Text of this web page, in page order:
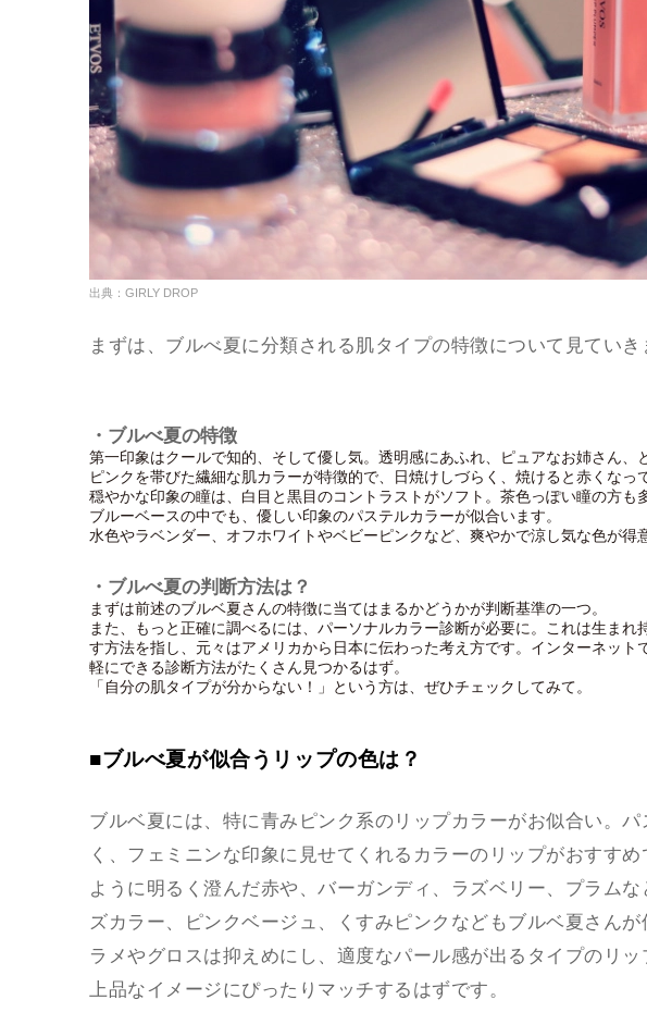
出典：GIRLY DROP
まずは、ブルべ夏に分類される肌タイプの特徴について見ていき
・ブルべ夏の特徴
第一印象はクールで知的、そして優し気。透明感にあふれ、ピュアなお姉さん、
ピンクを帯びた繊細な肌カラーが特徴的で、日焼けしづらく、焼けると赤くなっ
穏やかな印象の瞳は、白目と黒目のコントラストがソフト。茶色っぽい瞳の方も
ブルーベースの中でも、優しい印象のパステルカラーが似合います。
水色やラベンダー、オフホワイトやベビーピンクなど、爽やかで涼し気な色が得
・ブルべ夏の判断方法は？
まずは前述のブルベ夏さんの特徴に当てはまるかどうかが判断基準の一つ。
また、もっと正確に調べるには、パーソナルカラー診断が必要に。これは生まれ
す方法を指し、元々はアメリカから日本に伝わった考え方です。インターネット
軽にできる診断方法がたくさん見つかるはず。
「自分の肌タイプが分からない！」という方は、ぜひチェックしてみて。
■ブルべ夏が似合うリップの色は？
ブルベ夏には、特に青みピンク系のリップカラーがお似合い。
く、フェミニンな印象に見せてくれるカラーのリップがおすす
ように明るく澄んだ赤や、バーガンディ、ラズベリー、プラム
ズカラー、ピンクベージュ、くすみピンクなどもブルベ夏さんが
ラメやグロスは抑えめにし、適度なパール感が出るタイプのリ
上品なイメージにぴったりマッチするはずです。